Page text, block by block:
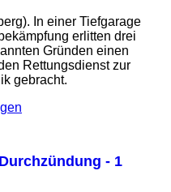
In einer Tiefgarage
erlitten drei
Gründen einen
Rettungsdienst zur
gebracht.
- 1